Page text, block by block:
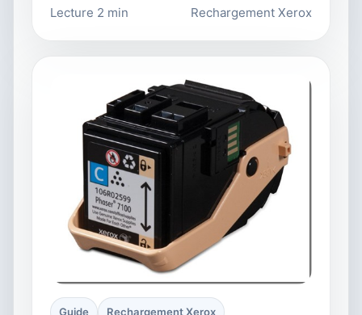
Lecture 2 min Rechargement Xerox
Guide Rechargement Xerox